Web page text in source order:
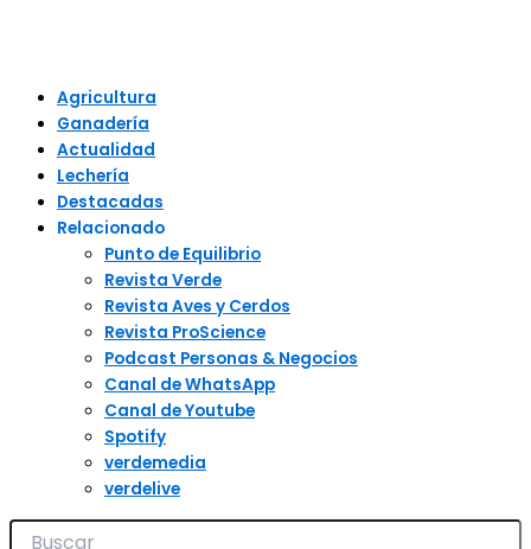
Agricultura
Ganadería
Actualidad
Lechería
Destacadas
Relacionado
Punto de Equilibrio
Revista Verde
Revista Aves y Cerdos
Revista ProScience
Podcast Personas & Negocios
Canal de WhatsApp
Canal de Youtube
Spotify
verdemedia
verdelive